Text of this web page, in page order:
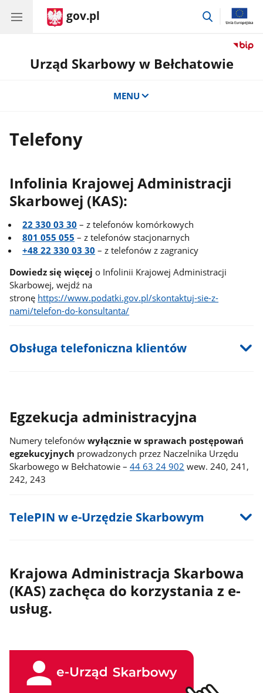
gov.pl
przejdź
Urząd Skarbowy w Bełchatowie
MENU
Telefony
Infolinia Krajowej Administracji
Skarbowej (KAS):
22 330 03 30 – z telefonów komórkowych
801 055 055 – z telefonów stacjonarnych
+48 22 330 03 30 – z telefonów z zagranicy
Dowiedz się więcej o Infolinii Krajowej Administracji
Skarbowej, wejdź na
stronę https://www.podatki.gov.pl/skontaktuj-sie-z-
nami/telefon-do-konsultanta/
Obsługa telefoniczna klientów
Egzekucja administracyjna
Numery telefonówwyłącznie w sprawach postępowań
egzekucyjnych prowadzonych przez Naczelnika Urzędu
Skarbowego w Bełchatowie –44 63 24 902 wew. 240, 241,
242, 243
TelePIN w e-Urzędzie Skarbowym
Krajowa Administracja Skarbowa
(KAS) zachęca do korzystania z e-
usług.